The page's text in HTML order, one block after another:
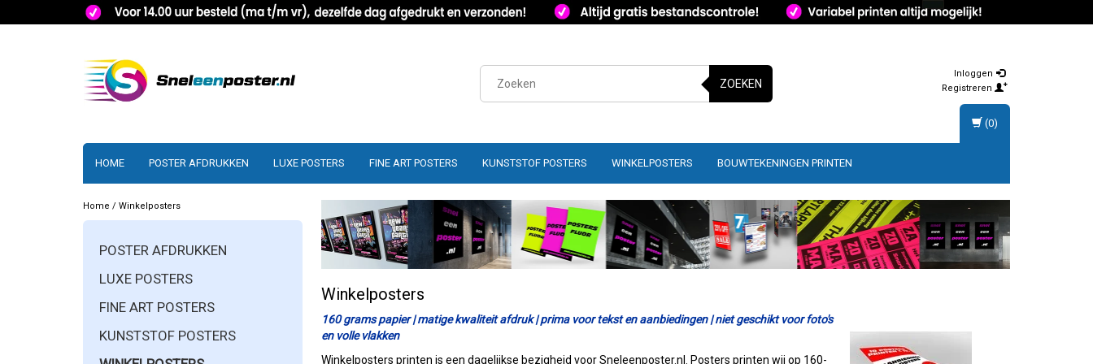
ZOEKEN
Inloggen
Registreren
HOME POSTER AFDRUKKEN LUXE POSTERS FINE ART POSTERS KUNSTSTOF POSTERS WINKELPOSTERS BOUWTEKENINGEN PRINTEN
(0)
Home / Winkelposters
POSTER AFDRUKKEN
LUXE POSTERS
FINE ART POSTERS
KUNSTSTOF POSTERS
Winkelposters
160 grams papier | matige kwaliteit afdruk | prima voor tekst en aanbiedingen | niet geschikt voor foto's
en volle vlakken
Winkelposters printen is een dagelijkse bezigheid voor Sneleenposter.nl. Posters printen wij op 160-